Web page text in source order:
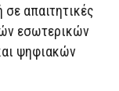
απαιτητικές
εσωτερικών
ψηφιακών